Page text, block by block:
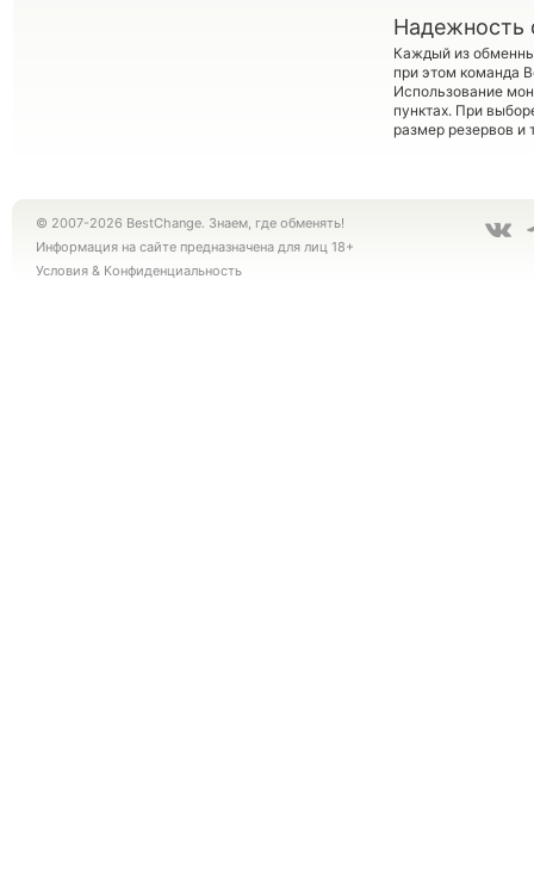
Надежность
Каждый из
при этом команда
Использование
пунктах. При
размер резервов и
© 2007-2026 BestChange. Знаем, где обменять!
Информация на сайте предназначена для лиц 18+
Условия & Конфиденциальность